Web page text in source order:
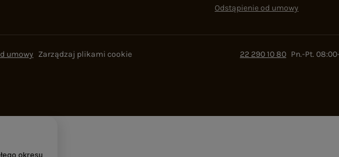
Odstąpienie od umowy
umowy Zarządzaj plikami cookie 22 290 10 80 Pn.-Pt.
okresu